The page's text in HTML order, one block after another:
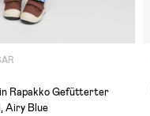
Rapakko Gefütterter
Airy Blue